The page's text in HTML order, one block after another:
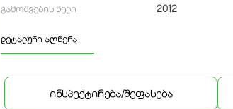
გამოშვების წელი 2012
დეტალური აღწერა
ინსპექტირება/შეფასება